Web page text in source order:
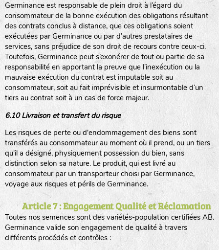
Germinance est responsable de plein droit à l’égard du
consommateur de la bonne exécution des obligations résultant
des contrats conclus à distance, que ces obligations soient
exécutées par Germinance ou par d’autres prestataires de
services, sans préjudice de son droit de recours contre ceux-ci.
Toutefois, Germinance peut s’exonérer de tout ou partie de sa
responsabilité en apportant la preuve que l’inexécution ou la
mauvaise exécution du contrat est imputable soit au
consommateur, soit au fait imprévisible et insurmontable d’un
tiers au contrat soit à un cas de force majeur.
6.10 Livraison et transfert du risque
Les risques de perte ou d'endommagement des biens sont
transférés au consommateur au moment où il prend, ou un tiers
qu'il a désigné, physiquement possession du bien, sans
distinction selon sa nature. Le produit, qui est livré au
consommateur par un transporteur choisi par Germinance,
voyage aux risques et périls de Germinance.
Article 7 : Engagement Qualité et Réclamation
Toutes nos semences sont des variétés-population certifiées AB.
Germinance valide son engagement de qualité à travers
différents procédés et contrôles :